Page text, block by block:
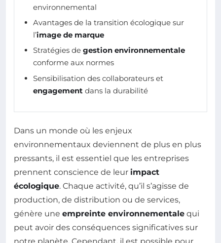
environnemental
Avantages de la transition écologique sur
l’image de marque
Stratégies de gestion environnementale
conforme aux normes
Sensibilisation des collaborateurs et
engagement dans la durabilité
Dans un monde où les enjeux
environnementaux deviennent de plus en plus
pressants, il est essentiel que les entreprises
prennent conscience de leur impact
écologique. Chaque activité, qu’il s’agisse de
production, de distribution ou de services,
génère une empreinte environnementale qui
peut avoir des conséquences significatives sur